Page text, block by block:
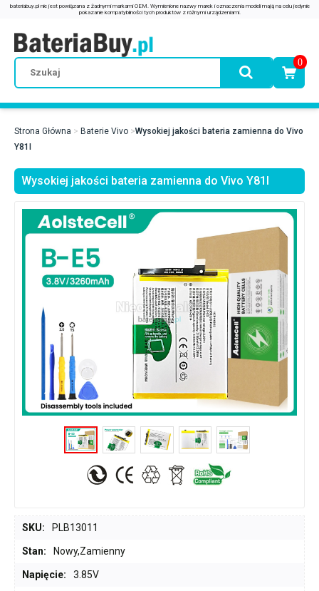
0
Strona Główna Baterie Vivo
Wysokiej jakości bateria zamienna do Vivo
Y81I
Wysokiej jakości bateria zamienna do Vivo Y81I
SKU: PLB13011
Stan: Nowy,Zamienny
Napięcie: 3.85V